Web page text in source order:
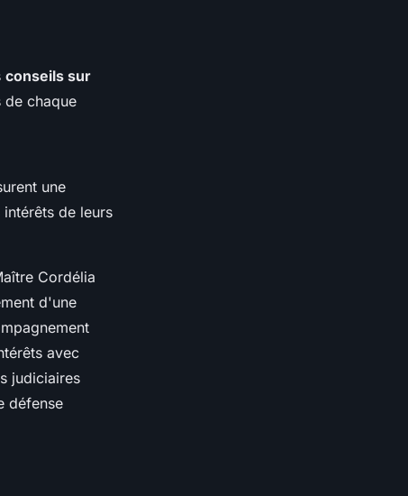
conseils sur
de chaque
une
de leurs
Cordélia
d'une
avec
judiciaires
défense